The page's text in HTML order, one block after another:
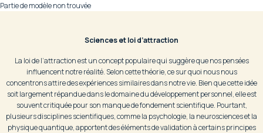
Partie de modèle non trouvée
Sciences et loi d’attraction
La loi de l’attraction est un concept populaire qui suggère que nos pensées
influencent notre réalité. Selon cette théorie, ce sur quoi nous nous
concentrons attire des expériences similaires dans notre vie. Bien que cette idée
soit largement répandue dans le domaine du développement personnel, elle est
souvent critiquée pour son manque de fondement scientifique. Pourtant,
plusieurs disciplines scientifiques, comme la psychologie, la neurosciences et la
physique quantique, apportent des éléments de validation à certains principes